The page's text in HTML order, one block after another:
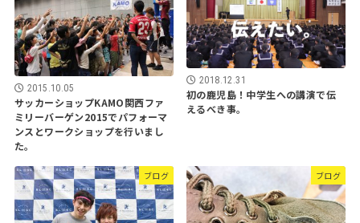
2015.10.05
サッカーショップKAMO関西ファ
ミリーバーゲン2015でパフォーマ
ンスとワークショップを行いまし
た。
2018.12.31
初の鹿児島！中学生への講演で伝
えるべき事。
ブログ ブログ